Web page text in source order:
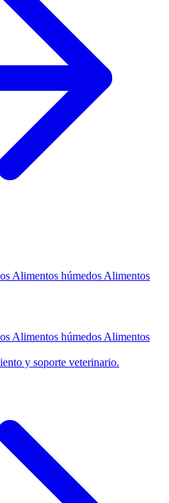
Alimentos húmedos Alimentos
Alimentos húmedos Alimentos
y soporte veterinario.